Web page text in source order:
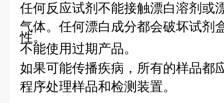
任何反应试剂不能接触漂白溶剂或
气体。任何漂白成分都会破坏试剂
性。
不能使用过期产品。
如果可能传播疾病，所有的样品都
程序处理样品和检测装置。